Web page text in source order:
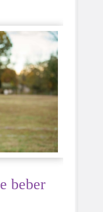
beber